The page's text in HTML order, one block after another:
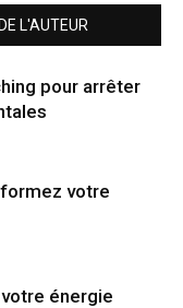
L'AUTEUR
pour arrêter
votre
énergie